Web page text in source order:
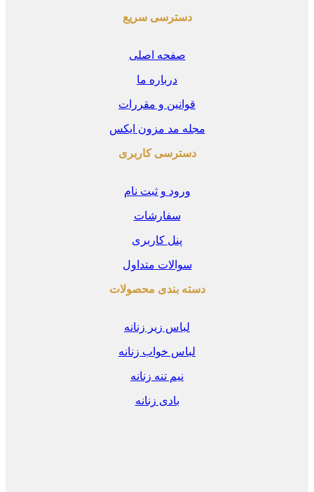
دسترسی سریع
صفحه اصلی
درباره ما
قوانین و مقررات
مجله مد مزون ایکس
دسترسی کاربری
ورود و ثبت نام
سفارشات
پنل کاربری
سوالات متداول
دسته بندی محصولات
لباس زیر زنانه
لباس خواب زنانه
نیم تنه زنانه
بادی زنانه